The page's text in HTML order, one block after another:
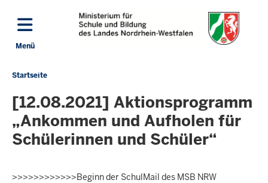
Direkt zum Inhalt
Menü
Sie
sich
hier
Startseite
[12.08.2021] Aktionsprogramm
„Ankommen und Aufholen für
Schülerinnen und Schüler“
>>>>>>>>>>>>Beginn der SchulMail des MSB NRW